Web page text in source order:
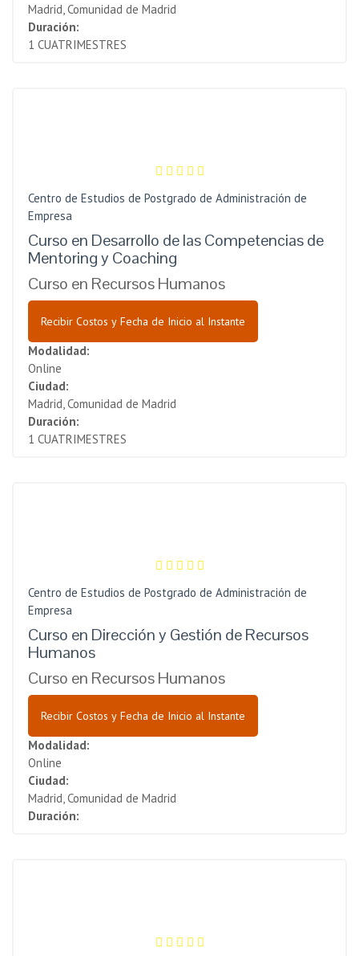
Madrid, Comunidad de Madrid
Duración:
1 CUATRIMESTRES
Centro de Estudios de Postgrado de Administración de
Empresa
Curso en Desarrollo de las Competencias de
Mentoring y Coaching
Curso en Recursos Humanos
Recibir Costos y Fecha de Inicio al Instante
Modalidad:
Online
Ciudad:
Madrid, Comunidad de Madrid
Duración:
1 CUATRIMESTRES
Centro de Estudios de Postgrado de Administración de
Empresa
Curso en Dirección y Gestión de Recursos
Humanos
Curso en Recursos Humanos
Recibir Costos y Fecha de Inicio al Instante
Modalidad:
Online
Ciudad:
Madrid, Comunidad de Madrid
Duración: